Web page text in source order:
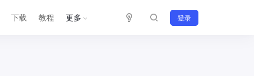
下载 教程 更多 登录